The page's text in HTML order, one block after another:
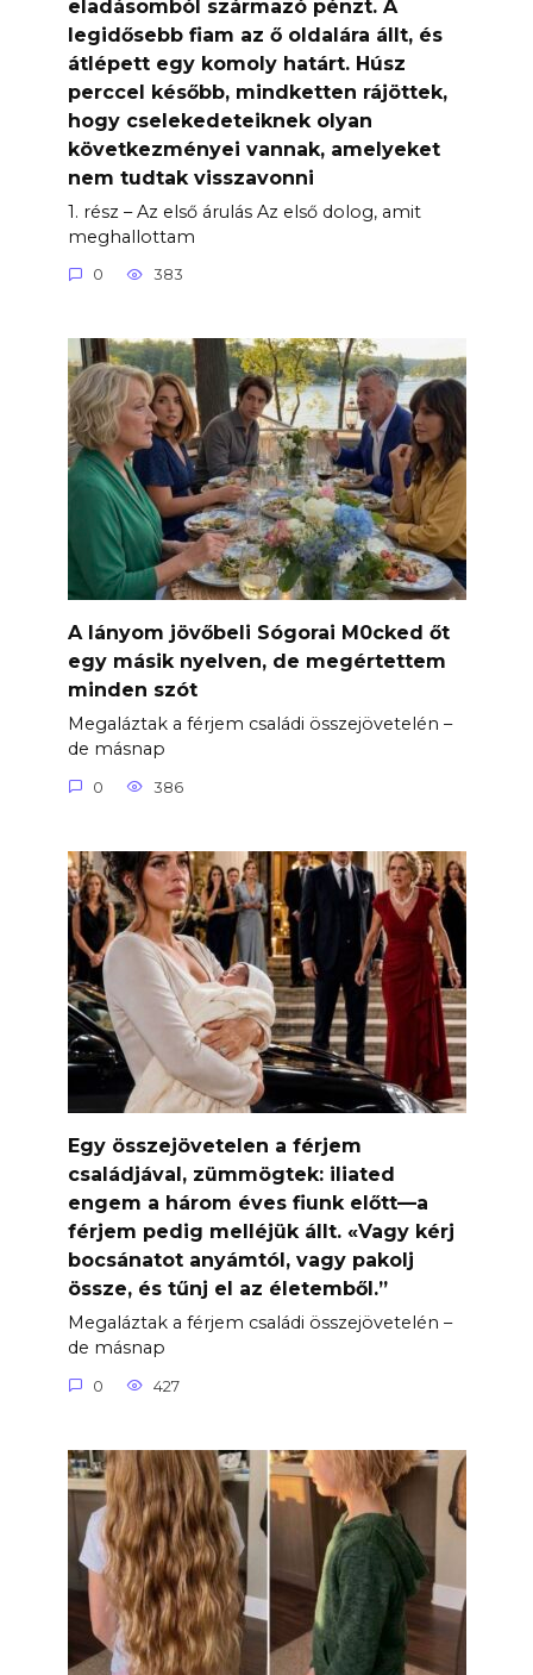
eladásomból származó pénzt. A
legidősebb fiam az ő oldalára állt, és
átlépett egy komoly határt. Húsz
perccel később, mindketten rájöttek,
hogy cselekedeteiknek olyan
következményei vannak, amelyeket
nem tudtak visszavonni
1. rész – Az első árulás Az első dolog, amit
meghallottam
0 383
A lányom jövőbeli Sógorai M0cked őt
egy másik nyelven, de megértettem
minden szót
Megaláztak a férjem családi összejövetelén –
de másnap
0 386
Egy összejövetelen a férjem
családjával, zümmögtek: iliated
engem a három éves fiunk előtt—a
férjem pedig melléjük állt. «Vagy kérj
bocsánatot anyámtól, vagy pakolj
össze, és tűnj el az életemből.”
Megaláztak a férjem családi összejövetelén –
de másnap
0 427